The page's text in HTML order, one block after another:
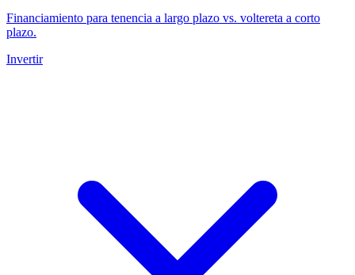
Financiamiento para tenencia a largo plazo vs. voltereta a corto
plazo.
Invertir